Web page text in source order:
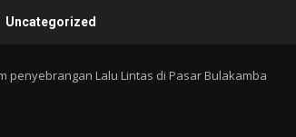
Uncategorized
penyebrangan Lalu Lintas di Pasar Bulakamba